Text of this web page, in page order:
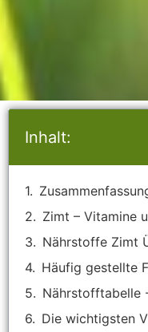
Inhalt:
Zimt – Vitamine
Nährstoffe Zimt
Häufig gestellte
Nährstofftabelle
Die wichtigsten